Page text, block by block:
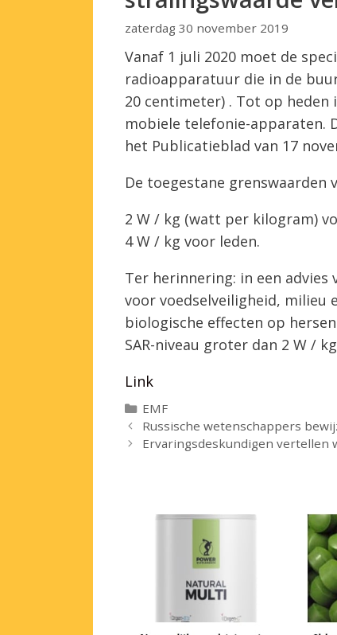
zaterdag 30 november 2019
Vanaf 1 juli 2020 moet de
radioapparatuur die in de
20 centimeter) . Tot op heden
mobiele telefonie-apparaten.
het Publicatieblad van 17
De toegestane grenswaarden
2 W / kg (watt per kilogram)
4 W / kg voor leden.
Ter herinnering: in een
voor voedselveiligheid, milieu
biologische effecten op
SAR-niveau groter dan 2 W /
Link
Categorieën
EMF
Russische wetenschappers
Ervaringsdeskundigen vertellen